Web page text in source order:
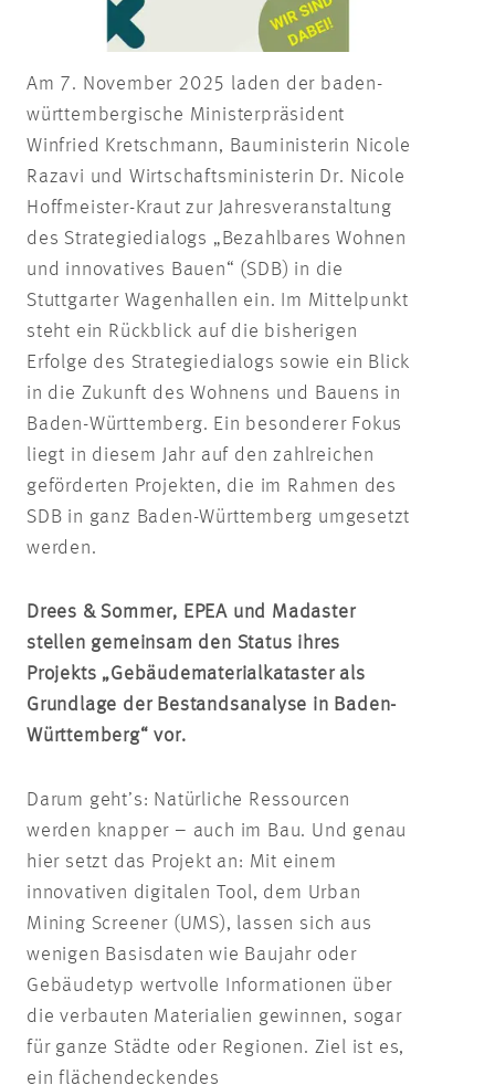
Am 7. November 2025 laden der baden-
württembergische Ministerpräsident
Winfried Kretschmann, Bauministerin Nicole
Razavi und Wirtschaftsministerin Dr. Nicole
Hoffmeister-Kraut zur Jahresveranstaltung
des Strategiedialogs „Bezahlbares Wohnen
und innovatives Bauen“ (SDB) in die
Stuttgarter Wagenhallen ein. Im Mittelpunkt
steht ein Rückblick auf die bisherigen
Erfolge des Strategiedialogs sowie ein Blick
in die Zukunft des Wohnens und Bauens in
Baden-Württemberg. Ein besonderer Fokus
liegt in diesem Jahr auf den zahlreichen
geförderten Projekten, die im Rahmen des
SDB in ganz Baden-Württemberg umgesetzt
werden.
Drees & Sommer, EPEA und Madaster
stellen gemeinsam den Status ihres
Projekts „Gebäudematerialkataster als
Grundlage der Bestandsanalyse in Baden-
Württemberg“ vor.
Darum geht’s: Natürliche Ressourcen
werden knapper – auch im Bau. Und genau
hier setzt das Projekt an: Mit einem
innovativen digitalen Tool, dem Urban
Mining Screener (UMS), lassen sich aus
wenigen Basisdaten wie Baujahr oder
Gebäudetyp wertvolle Informationen über
die verbauten Materialien gewinnen, sogar
für ganze Städte oder Regionen. Ziel ist es,
ein flächendeckendes